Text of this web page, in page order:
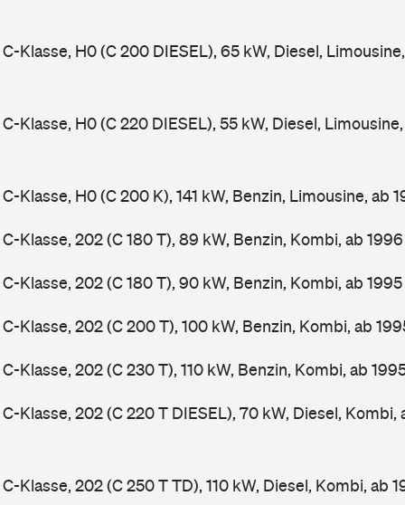
Klasse, H0 (C 200 DIESEL), 65 kW, Diesel,
Klasse, H0 (C 220 DIESEL), 55 kW, Diesel,
Klasse, H0 (C 200 K), 141 kW, Benzin, Limousine, ab
Klasse, 202 (C 180 T), 89 kW, Benzin, Kombi, ab
Klasse, 202 (C 180 T), 90 kW, Benzin, Kombi, ab 1995
Klasse, 202 (C 200 T), 100 kW, Benzin, Kombi, ab
Klasse, 202 (C 230 T), 110 kW, Benzin, Kombi, ab
Klasse, 202 (C 220 T DIESEL), 70 kW, Diesel, Kombi,
Klasse, 202 (C 250 T TD), 110 kW, Diesel, Kombi, ab